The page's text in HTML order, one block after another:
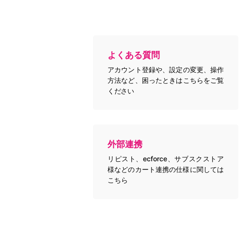
よくある質問
アカウント登録や、設定の変更、操作
方法など、困ったときはこちらをご覧
ください
外部連携
リピスト、ecforce、サブスクストア
様などのカート連携の仕様に関しては
こちら